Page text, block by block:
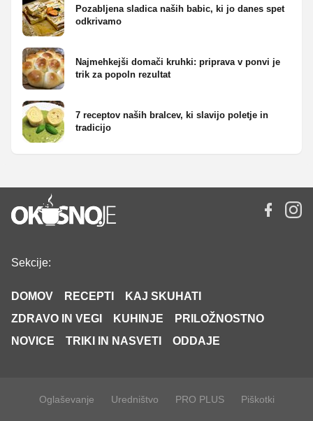
Pozabljena sladica naših babic, ki jo danes spet
odkrivamo
Najmehkejši domači kruhki: priprava v ponvi je
trik za popoln rezultat
7 receptov naših bralcev, ki slavijo poletje in
tradicijo
Sekcije:
DOMOV RECEPTI
KAJ SKUHATI
ZDRAVO IN VEGI
KUHINJE
PRILOŽNOSTNO
NOVICE
TRIKI IN NASVETI ODDAJE
Oglaševanje Uredništvo PRO PLUS Piškotki